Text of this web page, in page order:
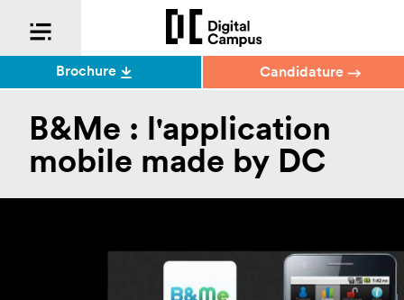
B&Me : l'application
mobile made by DC
Brochure Candidature